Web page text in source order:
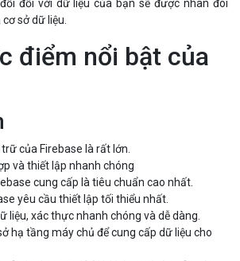
sở dữ liệu.
điểm nổi bật của
và thiết lập nhanh chóng
cung cấp là tiêu chuẩn cao nhất.
yêu cầu thiết lập tối thiểu nhất.
liệu, xác thực nhanh chóng và dễ dàng.
hạ tầng máy chủ để cung cấp dữ liệu cho
của bộ lưu trữ JSON, không có rào cản nào